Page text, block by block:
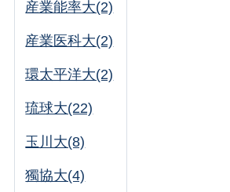
産業能率大(2)
産業医科大(2)
環太平洋大(2)
琉球大(22)
玉川大(8)
獨協大(4)